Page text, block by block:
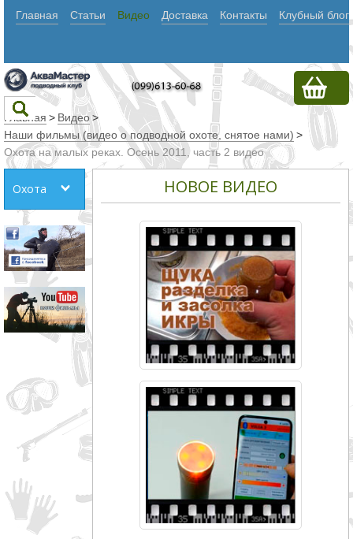
Главная Статьи Видео Доставка Контакты Клубный блог
Текст
Искать
Любое из
слов
Все
слова
Точное
совпадение
Категории
Производитель
_JSHOP_SEARCH_COINS
от
Главная > Видео >
Наши фильмы (видео о подводной охоте, снятое нами) >
Охота на малых реках. Осень 2011, часть 2 видео
Охота НОВОЕ ВИДЕО